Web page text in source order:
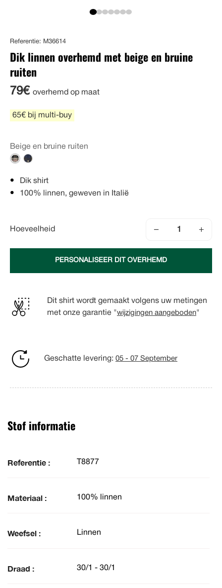
Referentie: M36614
Dik linnen overhemd met beige en bruine
ruiten
79€ overhemd op maat
65€ bij multi-buy
Beige en bruine ruiten
Dik shirt
100% linnen, geweven in Italië
Hoeveelheid − +
PERSONALISEER DIT OVERHEMD
Dit shirt wordt gemaakt volgens uw metingen
met onze garantie "wijzigingen aangeboden"
Geschatte levering: 05 - 07 September
Stof informatie
Referentie : T8877
Materiaal : 100% linnen
Weefsel : Linnen
Draad : 30/1 - 30/1